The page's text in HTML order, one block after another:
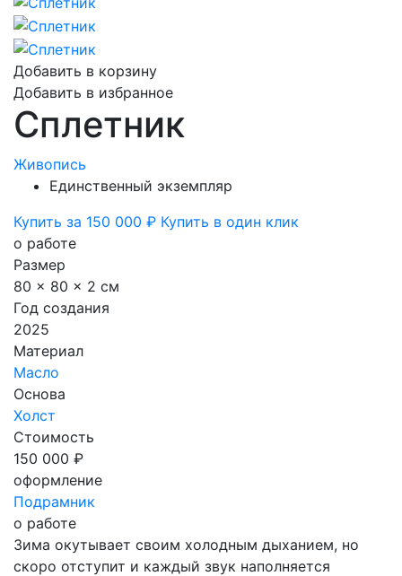
Добавить в корзину
Добавить в избранное
Сплетник
Живопись
Единственный экземпляр
Купить за 150 000 ₽ Купить в один клик
о работе
Размер
80 x 80 x 2 см
Год создания
2025
Материал
Масло
Основа
Холст
Стоимость
150 000 ₽
оформление
Подрамник
о работе
Зима окутывает своим холодным дыханием, но
скоро отступит и каждый звук наполняется